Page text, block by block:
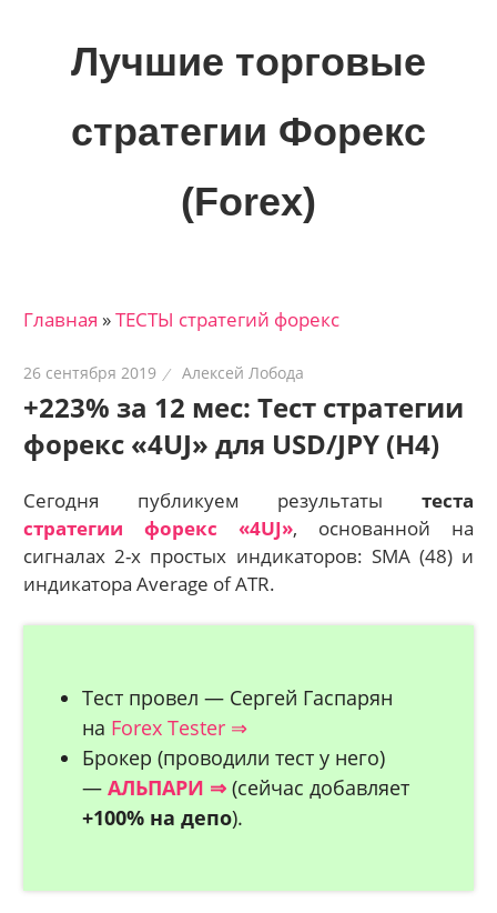
Лучшие торговые
стратегии Форекс
(Forex)
трейдеров
финансовых
рынках:
стратегии,
сигналы,
новости…
Главная »ТЕСТЫ стратегий форекс
26 сентября 2019 Алексей Лобода
+223% за 12 мес: Тест стратегии
форекс «4UJ» для USD/JPY (H4)
Сегодня публикуем результаты теста
стратегии форекс «4UJ», основанной на
сигналах 2-х простых индикаторов: SMA (48) и
индикатора Average of ATR.
Тест провел — Сергей Гаспарян
на Forex Tester ⇒
Брокер (проводили тест у него)
— АЛЬПАРИ ⇒(сейчас добавляет
+100% на депо).